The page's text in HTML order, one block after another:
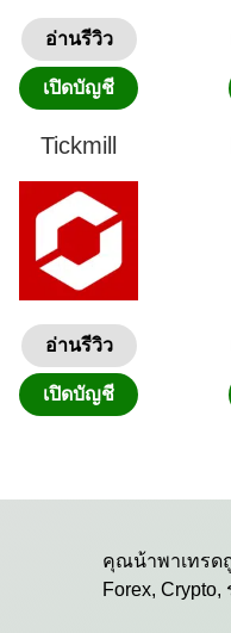
อ่านรีวิว
เปิดบัญชี
Tickmill
อ่านรีวิว
เปิดบัญชี
คุณน้าพาเทรด
Forex,